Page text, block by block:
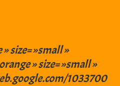
size= »small »
» size= »small »
1033700